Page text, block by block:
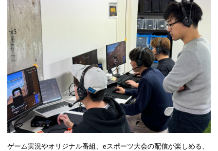
ゲーム実況やオリジナル番組、eスポーツ大会の配信が楽しめる、